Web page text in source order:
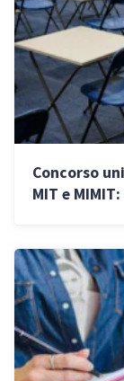
Concorso
MIT e